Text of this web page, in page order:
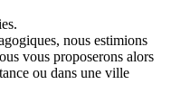
nous estimions
vous proposerons alors
ou dans une ville